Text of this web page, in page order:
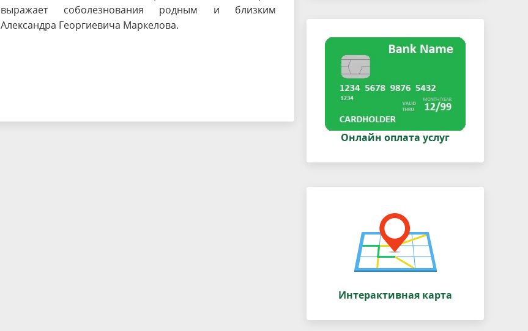
выражает соболезнования родным и близким
Александра Георгиевича Маркелова.
Онлайн оплата услуг
Интерактивная карта